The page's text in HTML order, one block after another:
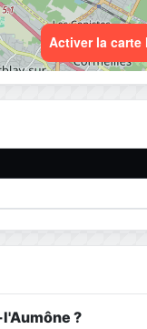
Activer la carte
?